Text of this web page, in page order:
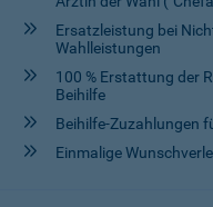
Ersatzleistung bei
Wahlleistungen
100 % Erstattung der
Beihilfe
Beihilfe-Zuzahlungen
Einmalige